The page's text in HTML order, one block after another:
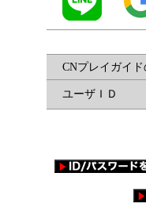
CNプレイガイ
ユーザＩＤ